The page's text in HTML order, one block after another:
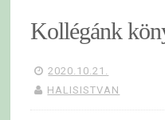
Kollégánk
2020.10.21.
HALISISTVAN